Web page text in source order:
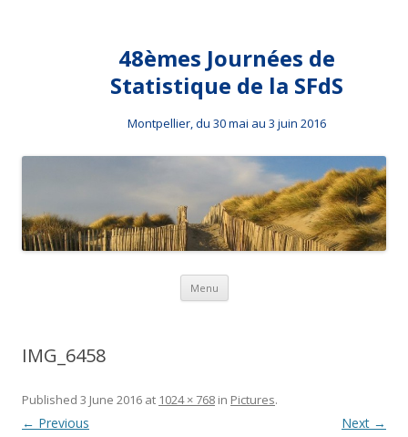
48èmes Journées de
Statistique de la SFdS
Montpellier, du 30 mai au 3 juin 2016
Menu Skip to content
IMG_6458
Published 3 June 2016 at 1024 × 768 in Pictures.
← Previous Next →